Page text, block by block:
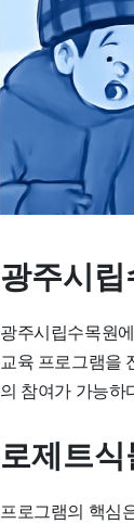
광주시
광주시립수목원
교육 프로그램을
의 참여가 가능하
로제트
프로그램의 핵심